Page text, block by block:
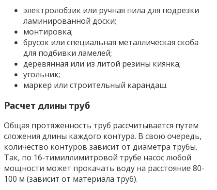
электролобзик или ручная пила для подрезки
ламинированной доски;
монтировка;
брусок или специальная металлическая скоба
для подбивки ламелей;
деревянная или из литой резины киянка;
угольник;
маркер или строительный карандаш.
Расчет длины труб
Общая протяженность труб рассчитывается путем
сложения длины каждого контура. В свою очередь,
количество контуров зависит от диаметра трубы.
Так, по 16-тимиллимитровой трубе насос любой
мощности может прокачать воду на расстояние 80-
100 м (зависит от материала труб).